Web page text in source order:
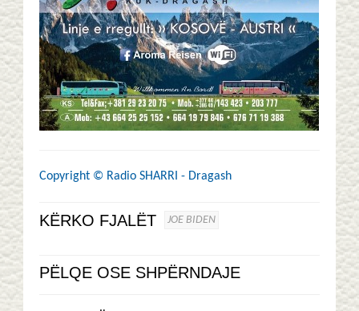
Copyright © Radio SHARRI - Dragash
KËRKO FJALËT JOE BIDEN
PËLQE OSE SHPËRNDAJE